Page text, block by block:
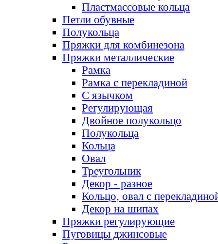
Пластмассовые кольца
Петли обувные
Полукольца
Пряжки для комбинезона
Пряжки металлические
Рамка
Рамка с перекладиной
С язычком
Регулирующая
Двойное полукольцо
Полукольца
Кольца
Овал
Треугольник
Декор - разное
Кольцо, овал с
Декор на шипах
Пряжки регулирующие
Пуговицы джинсовые